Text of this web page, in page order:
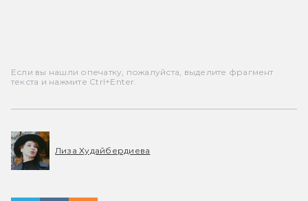
Если вы нашли опечатку, пожалуйста, выделите фрагмент
текста и нажмите Ctrl+Enter.
Лиза Худайбердиева